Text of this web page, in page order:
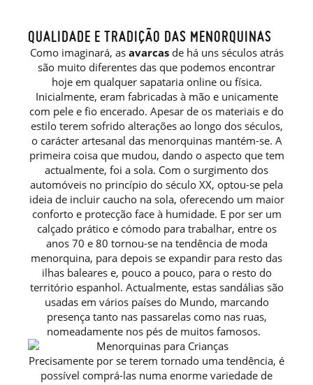
QUALIDADE E TRADIÇÃO DAS MENORQUINAS
Como imaginará, as avarcasde há uns séculos atrás
são muito diferentes das que podemos encontrar
hoje em qualquer sapataria online ou física.
Inicialmente, eram fabricadas à mão e unicamente
com pele e fio encerado. Apesar de os materiais e do
estilo terem sofrido alterações ao longo dos séculos,
o carácter artesanal das menorquinas mantém-se. A
primeira coisa que mudou, dando o aspecto que tem
actualmente, foi a sola. Com o surgimento dos
automóveis no princípio do século XX, optou-se pela
ideia de incluir caucho na sola, oferecendo um maior
conforto e protecção face à humidade. E por ser um
calçado prático e cómodo para trabalhar, entre os
anos 70 e 80 tornou-se na tendência de moda
menorquina, para depois se expandir para resto das
ilhas baleares e, pouco a pouco, para o resto do
território espanhol. Actualmente, estas sandálias são
usadas em vários países do Mundo, marcando
presença tanto nas passarelas como nas ruas,
nomeadamente nos pés de muitos famosos.
Precisamente por se terem tornado uma tendência, é
possível comprá-las numa enorme variedade de